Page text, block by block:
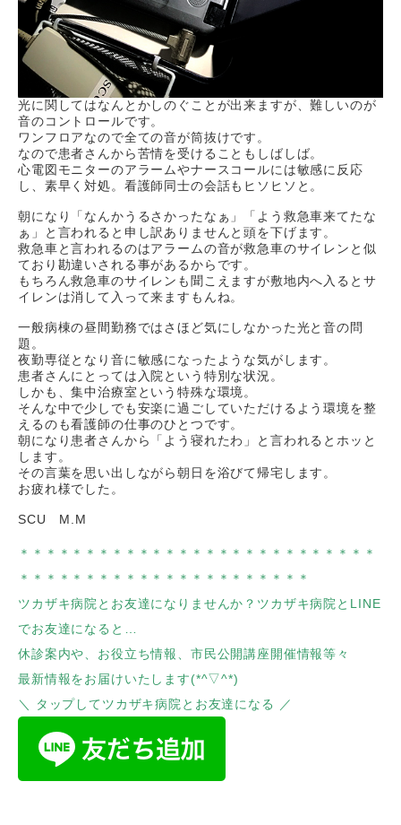
光に関してはなんとかしのぐことが出来ますが、難しいのが
音のコントロールです。
ワンフロアなので全ての音が筒抜けです。
なので患者さんから苦情を受けることもしばしば。
心電図モニターのアラームやナースコールには敏感に反応
し、素早く対処。看護師同士の会話もヒソヒソと。
朝になり「なんかうるさかったなぁ」「よう救急車来てたな
ぁ」と言われると申し訳ありませんと頭を下げます。
救急車と言われるのはアラームの音が救急車のサイレンと似
ており勘違いされる事があるからです。
もちろん救急車のサイレンも聞こえますが敷地内へ入るとサ
イレンは消して入って来ますもんね。
一般病棟の昼間勤務ではさほど気にしなかった光と音の問
題。
夜勤専従となり音に敏感になったような気がします。
患者さんにとっては入院という特別な状況。
しかも、集中治療室という特殊な環境。
そんな中で少しでも安楽に過ごしていただけるよう環境を整
えるのも看護師の仕事のひとつです。
朝になり患者さんから「よう寝れたわ」と言われるとホッと
します。
その言葉を思い出しながら朝日を浴びて帰宅します。
お疲れ様でした。
SCU M.M
＊＊＊＊＊＊＊＊＊＊＊＊＊＊＊＊＊＊＊＊＊＊＊＊＊＊＊
＊＊＊＊＊＊＊＊＊＊＊＊＊＊＊＊＊＊＊＊＊＊
ツカザキ病院とお友達になりませんか？ツカザキ病院とLINE
でお友達になると…
休診案内や、お役立ち情報、市民公開講座開催情報等々
最新情報をお届けいたします(*^▽^*)
＼ タップしてツカザキ病院とお友達になる ／